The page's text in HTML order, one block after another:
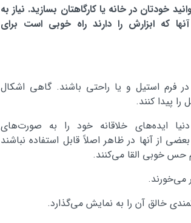
خودتان در خانه یا کارگاهتان بسازید. نیاز به
که ابزارش را دارند راه خوبی است برای
فرم استیل و یا راحتی باشند. گاهی اشکال
پیدا کنند.
ایده‌های خلاقانه خود را به صورت‌های
از آنها در ظاهر اصلاً قابل استفاده نباشند
حس خوبی القا می‌کنند.
می‌خورند.
خالق آن را به نمایش می‌گذارد.